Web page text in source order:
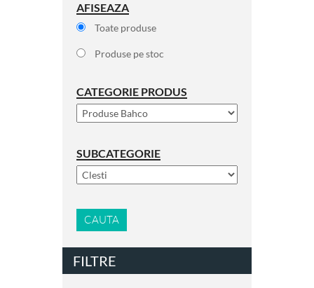
AFISEAZA
Toate produse
Produse pe stoc
CATEGORIE PRODUS
SUBCATEGORIE
CAUTA
FILTRE